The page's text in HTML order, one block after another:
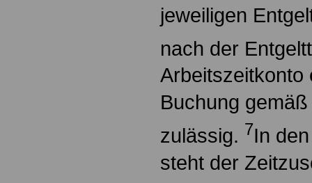
jeweiligen
nach der
Arbeitszeitkonto
Buchung
zulässig. 7In
steht der